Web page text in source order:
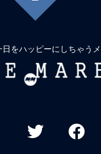
に
をハッピーにしちゃう